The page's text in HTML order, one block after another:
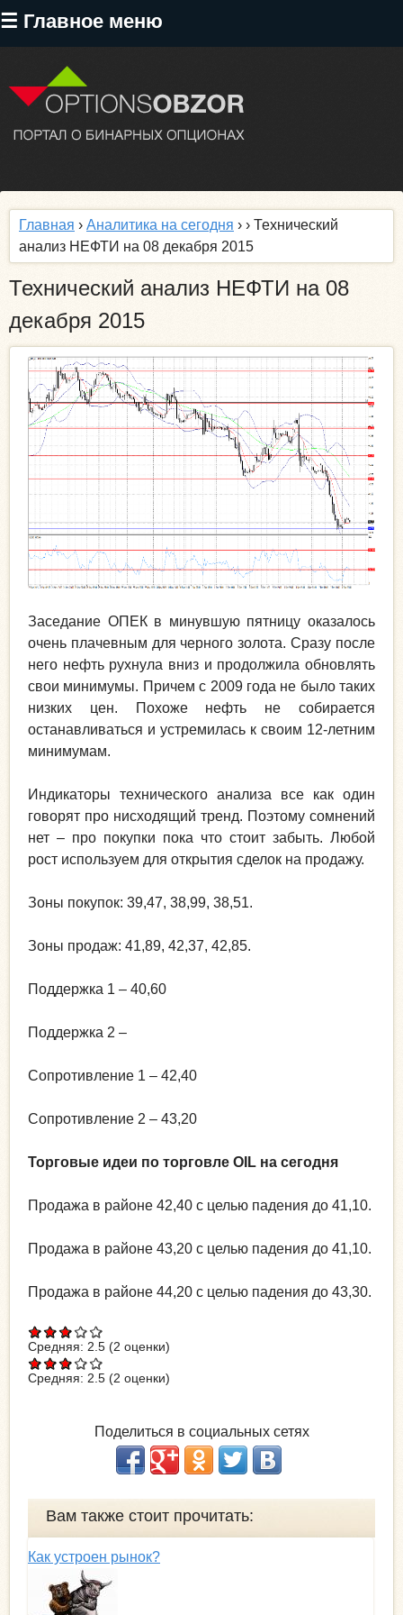
☰ Главное меню
Перейти
содержанию
Главная › Аналитика на сегодня › › Технический
анализ НЕФТИ на 08 декабря 2015
Технический анализ НЕФТИ на 08
декабря 2015
Заседание ОПЕК в минувшую пятницу оказалось
очень плачевным для черного золота. Сразу после
него нефть рухнула вниз и продолжила обновлять
свои минимумы. Причем с 2009 года не было таких
низких цен. Похоже нефть не собирается
останавливаться и устремилась к своим 12-летним
минимумам.
Индикаторы технического анализа все как один
говорят про нисходящий тренд. Поэтому сомнений
нет – про покупки пока что стоит забыть. Любой
рост используем для открытия сделок на продажу.
Зоны покупок: 39,47, 38,99, 38,51.
Зоны продаж: 41,89, 42,37, 42,85.
Поддержка 1 – 40,60
Поддержка 2 –
Сопротивление 1 – 42,40
Сопротивление 2 – 43,20
Торговые идеи по торговле OIL на сегодня
Продажа в районе 42,40 с целью падения до 41,10.
Продажа в районе 43,20 с целью падения до 41,10.
Продажа в районе 44,20 с целью падения до 43,30.
Средняя: 2.5 (2 оценки)
Средняя: 2.5 (2 оценки)
Поделиться в социальных сетях
Вам также стоит прочитать:
Как устроен рынок?